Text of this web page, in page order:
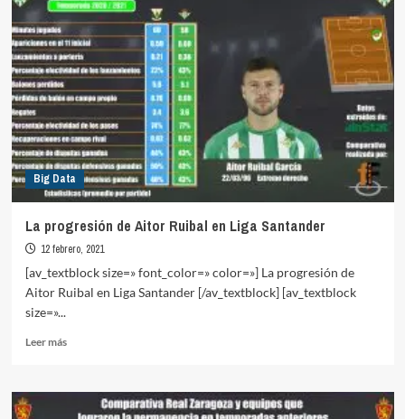
vs
Borussia
Dortmund
Big Data
La progresión de Aitor Ruibal en Liga Santander
12 febrero, 2021
[av_textblock size=» font_color=» color=»] La progresión de
Aitor Ruibal en Liga Santander [/av_textblock] [av_textblock
size=»...
Leer másLeer
La
progresión